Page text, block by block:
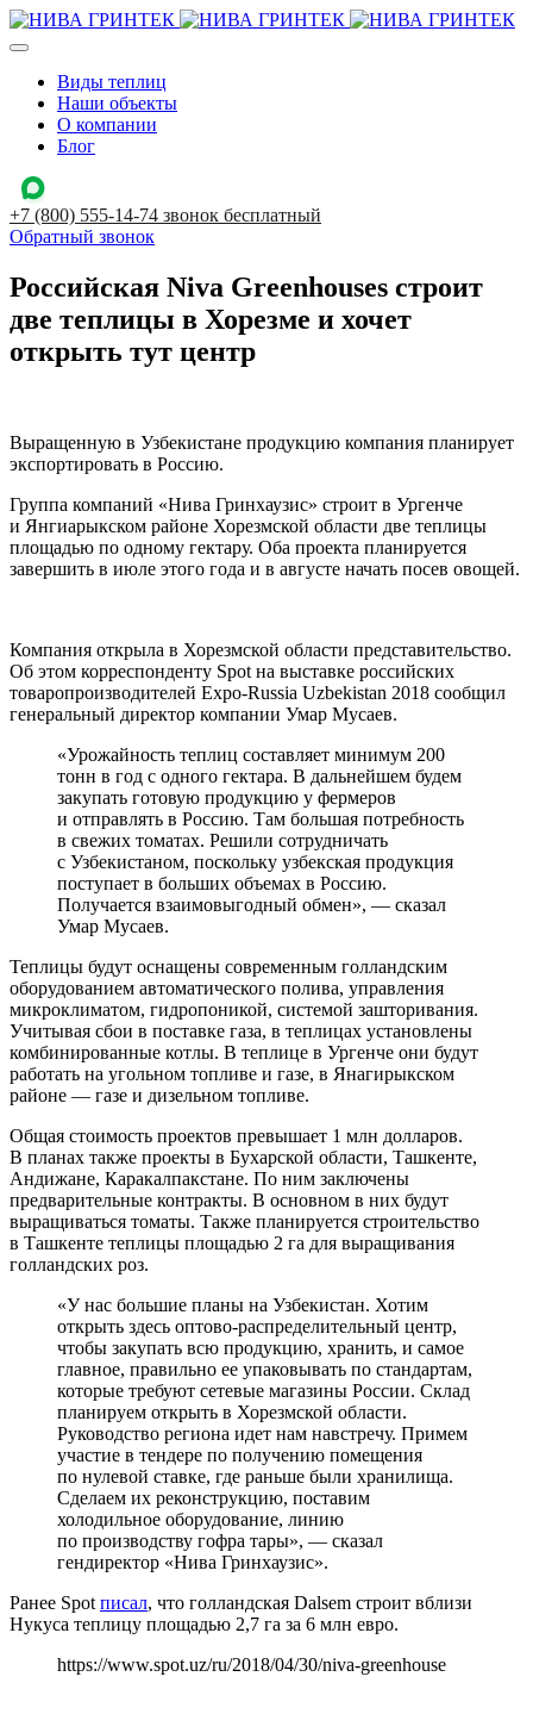
Виды теплиц
Наши объекты
О компании
Блог
+7 (800) 555-14-74 звонок бесплатный
Обратный звонок
Российская Niva Greenhouses строит
две теплицы в Хорезме и хочет
открыть тут центр
Выращенную в Узбекистане продукцию компания планирует
экспортировать в Россию.
Группа компаний «Нива Гринхаузис» строит в Ургенче
и Янгиарыкском районе Хорезмской области две теплицы
площадью по одному гектару. Оба проекта планируется
завершить в июле этого года и в августе начать посев овощей.
Компания открыла в Хорезмской области представительство.
Об этом корреспонденту Spot на выставке российских
товаропроизводителей Expo-Russia Uzbekistan 2018 сообщил
генеральный директор компании Умар Мусаев.
«Урожайность теплиц составляет минимум 200
тонн в год с одного гектара. В дальнейшем будем
закупать готовую продукцию у фермеров
и отправлять в Россию. Там большая потребность
в свежих томатах. Решили сотрудничать
с Узбекистаном, поскольку узбекская продукция
поступает в больших объемах в Россию.
Получается взаимовыгодный обмен», — сказал
Умар Мусаев.
Теплицы будут оснащены современным голландским
оборудованием автоматического полива, управления
микроклиматом, гидропоникой, системой зашторивания.
Учитывая сбои в поставке газа, в теплицах установлены
комбинированные котлы. В теплице в Ургенче они будут
работать на угольном топливе и газе, в Янагирыкском
районе — газе и дизельном топливе.
Общая стоимость проектов превышает 1 млн долларов.
В планах также проекты в Бухарской области, Ташкенте,
Андижане, Каракалпакстане. По ним заключены
предварительные контракты. В основном в них будут
выращиваться томаты. Также планируется строительство
в Ташкенте теплицы площадью 2 га для выращивания
голландских роз.
«У нас большие планы на Узбекистан. Хотим
открыть здесь оптово-распределительный центр,
чтобы закупать всю продукцию, хранить, и самое
главное, правильно ее упаковывать по стандартам,
которые требуют сетевые магазины России. Склад
планируем открыть в Хорезмской области.
Руководство региона идет нам навстречу. Примем
участие в тендере по получению помещения
по нулевой ставке, где раньше были хранилища.
Сделаем их реконструкцию, поставим
холодильное оборудование, линию
по производству гофра тары», — сказал
гендиректор «Нива Гринхаузис».
Ранее Spot писал, что голландская Dalsem строит вблизи
Нукуса теплицу площадью 2,7 га за 6 млн евро.
https://www.spot.uz/ru/2018/04/30/niva-greenhouse